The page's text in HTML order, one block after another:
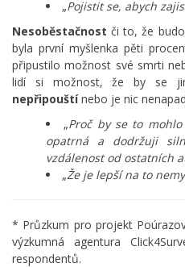
„Pojistit se, abych
Nesoběstačnost či to, že
byla první myšlenka pěti
připustilo možnost své smrti
lidí si možnost, že by se
nepřipouštínebo je nic
„Proč by se to
opatrná a dodržuji
vzdálenost od ostatních
„Že je lepší na to
* Průzkum pro projekt
výzkumná agentura
respondentů.